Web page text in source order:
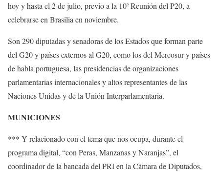
hoy y hasta el 2 de julio, previo a la 10ª Reunión del P20, a
celebrarse en Brasilia en noviembre.
Son 290 diputadas y senadoras de los Estados que forman parte
del G20 y países externos al G20, como los del Mercosur y países
de habla portuguesa, las presidencias de organizaciones
parlamentarias internacionales y altos representantes de las
Naciones Unidas y de la Unión Interparlamentaria.
MUNICIONES
*** Y relacionado con el tema que nos ocupa, durante el
programa digital, “con Peras, Manzanas y Naranjas”, el
coordinador de la bancada del PRI en la Cámara de Diputados,